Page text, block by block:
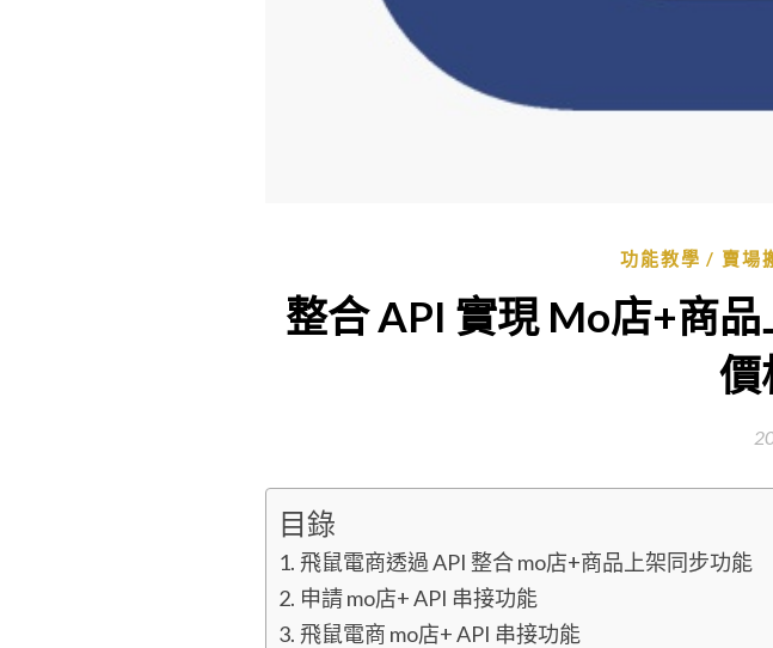
功能教學 賣場
整合 API 實現 Mo店+商
價
目錄
飛鼠電商透過 API 整合 mo店+商品上架同步功能
申請 mo店+ API 串接功能
飛鼠電商 mo店+ API 串接功能